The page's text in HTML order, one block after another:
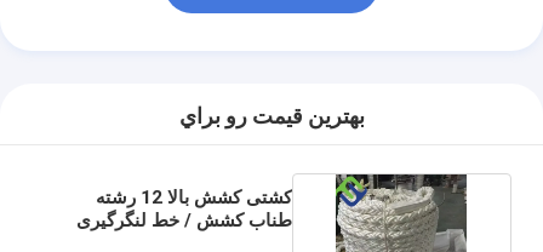
بهترين قيمت رو براي
کشتی کشش بالا 12 رشته
طناب کشش / خط لنگرگیری